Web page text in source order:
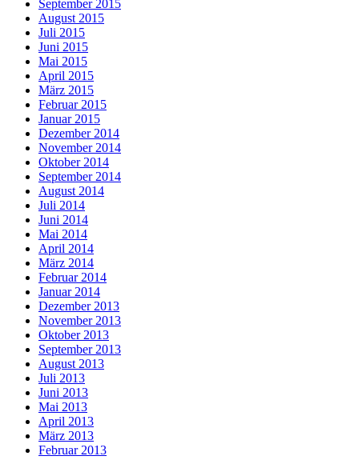
September 2015
August 2015
Juli 2015
Juni 2015
Mai 2015
April 2015
März 2015
Februar 2015
Januar 2015
Dezember 2014
November 2014
Oktober 2014
September 2014
August 2014
Juli 2014
Juni 2014
Mai 2014
April 2014
März 2014
Februar 2014
Januar 2014
Dezember 2013
November 2013
Oktober 2013
September 2013
August 2013
Juli 2013
Juni 2013
Mai 2013
April 2013
März 2013
Februar 2013